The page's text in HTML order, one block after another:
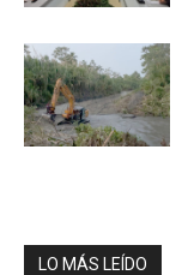
LO MÁS LEÍDO